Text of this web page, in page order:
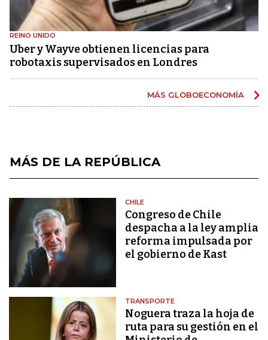
REINO UNIDO
Uber y Wayve obtienen licencias para
robotaxis supervisados ​​en Londres
MÁS GLOBOECONOMÍA
MÁS DE LA REPÚBLICA
CHILE
Congreso de Chile
despacha a la ley amplia
reforma impulsada por
el gobierno de Kast
TRANSPORTE
Noguera traza la hoja de
ruta para su gestión en el